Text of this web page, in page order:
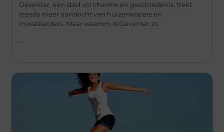
Deventer, een stad vol charme en geschiedenis, trekt
steeds meer aandacht van huizenkopers en
investeerders. Maar waarom is Deventer zo